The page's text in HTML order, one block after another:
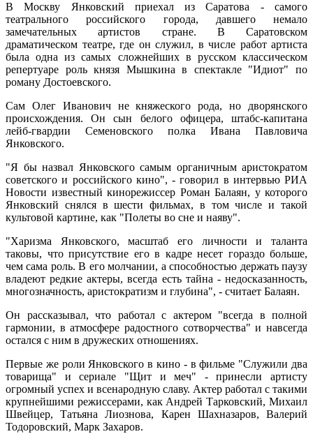
В Москву Янковский приехал из Саратова - самого
театрального российского города, давшего немало
замечательных артистов стране. В Саратовском
драматическом театре, где он служил, в числе работ артиста
была одна из самых сложнейших в русском классическом
репертуаре роль князя Мышкина в спектакле "Идиот" по
роману Достоевского.
Сам Олег Иванович не княжеского рода, но дворянского
происхождения. Он сын белого офицера, штабс-капитана
лейб-гвардии Семеновского полка Ивана Павловича
Янковского.
"Я бы назвал Янковского самым органичным аристократом
советского и российского кино", - говорил в интервью РИА
Новости известный кинорежиссер Роман Балаян, у которого
Янковский снялся в шести фильмах, в том числе и такой
культовой картине, как "Полеты во сне и наяву".
"Харизма Янковского, масштаб его личности и таланта
таковы, что присутствие его в кадре несет гораздо больше,
чем сама роль. В его молчании, а способностью держать паузу
владеют редкие актеры, всегда есть тайна - недосказанность,
многозначность, аристократизм и глубина", - считает Балаян.
Он рассказывал, что работал с актером "всегда в полной
гармонии, в атмосфере радостного сотворчества" и навсегда
остался с ним в дружеских отношениях.
Первые же роли Янковского в кино - в фильме "Служили два
товарища" и сериале "Щит и меч" - принесли артисту
огромный успех и всенародную славу. Актер работал с такими
крупнейшими режиссерами, как Андрей Тарковский, Михаил
Швейцер, Татьяна Лиознова, Карен Шахназаров, Валерий
Тодоровский, Марк Захаров.